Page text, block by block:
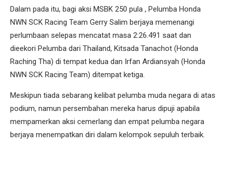
Dalam pada itu, bagi aksi MSBK 250 pula , Pelumba Honda
NWN SCK Racing Team Gerry Salim berjaya memenangi
perlumbaan selepas mencatat masa 2:26.491 saat dan
dieekori Pelumba dari Thailand, Kitsada Tanachot (Honda
Raching Tha) di tempat kedua dan Irfan Ardiansyah (Honda
NWN SCK Racing Team) ditempat ketiga.
Meskipun tiada sebarang kelibat pelumba muda negara di atas
podium, namun persembahan mereka harus dipuji apabila
mempamerkan aksi cemerlang dan empat pelumba negara
berjaya menempatkan diri dalam kelompok sepuluh terbaik.